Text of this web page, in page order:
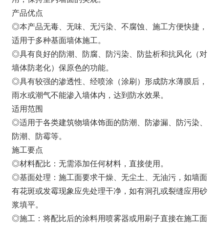
产品优点
◎本产品无毒、无味、无污染、不腐蚀、施工方便快捷，
适用于多种基面墙体施工。
◎具有良好的防潮、防腐、防污染、防盐析和抗风化（对
墙体防老化）保原色的功能。
◎具有较强的渗透性、经喷涂（涂刷）形成防水薄膜后，
雨水或潮气不能渗入墙体内，达到防水效果。
适用范围
◎适用于各类建筑物墙体饰面的防潮、防渗漏、防污染、
防潮、防霉等。
施工要点
◎材料配比：无需添加任何材料，直接使用。
◎基面处理：施工面要求干燥、无尘土、无油污，如墙面
有花斑或发霉现象应先处理干净，如有洞孔或裂缝应用砂
浆填平。
◎施工：将配比后的涂料用喷雾器或用刷子直接在施工面